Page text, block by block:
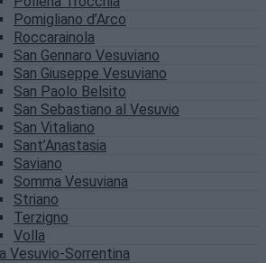
Pomigliano d’Arco
Roccarainola
San Gennaro Vesuviano
San Giuseppe Vesuviano
San Paolo Belsito
San Sebastiano al Vesuvio
San Vitaliano
Sant’Anastasia
Saviano
Somma Vesuviana
Striano
Terzigno
Volla
Vesuvio-Sorrentina